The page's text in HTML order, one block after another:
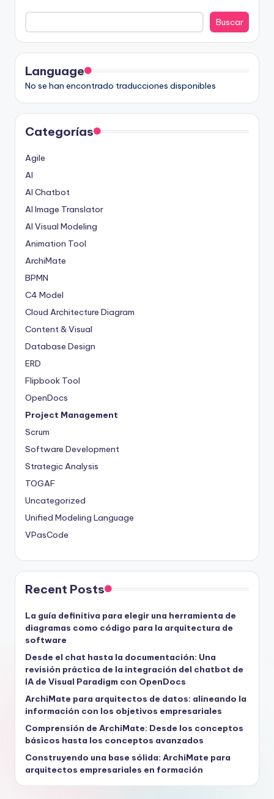
Buscar
Language
No se han encontrado traducciones disponibles
Categorías
Agile
AI
AI Chatbot
AI Image Translator
AI Visual Modeling
Animation Tool
ArchiMate
BPMN
C4 Model
Cloud Architecture Diagram
Content & Visual
Database Design
ERD
Flipbook Tool
OpenDocs
Project Management
Scrum
Software Development
Strategic Analysis
TOGAF
Uncategorized
Unified Modeling Language
VPasCode
Recent Posts
La guía definitiva para elegir una herramienta de
diagramas como código para la arquitectura de
software
Desde el chat hasta la documentación: Una
revisión práctica de la integración del chatbot de
IA de Visual Paradigm con OpenDocs
ArchiMate para arquitectos de datos: alineando la
información con los objetivos empresariales
Comprensión de ArchiMate: Desde los conceptos
básicos hasta los conceptos avanzados
Construyendo una base sólida: ArchiMate para
arquitectos empresariales en formación